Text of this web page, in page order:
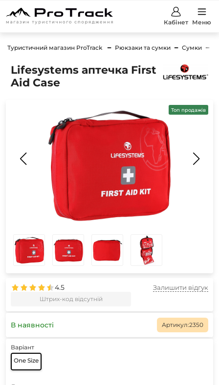
Кабінет Меню
Туристичний магазин ProTrack Рюкзаки та сумки Сумки
Lifesystems аптечка First
Aid Case
Топ продажів
4.5
Штрих-код відсутній
Залишити відгук
В наявності Артикул:2350
Варіант
One Size